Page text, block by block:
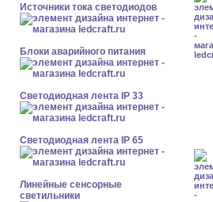
Источники тока светодиодов
Блоки аварийного питания
Светодиодная лента IP 33
Светодиодная лента IP 65
Линейные сенсорные
светильники